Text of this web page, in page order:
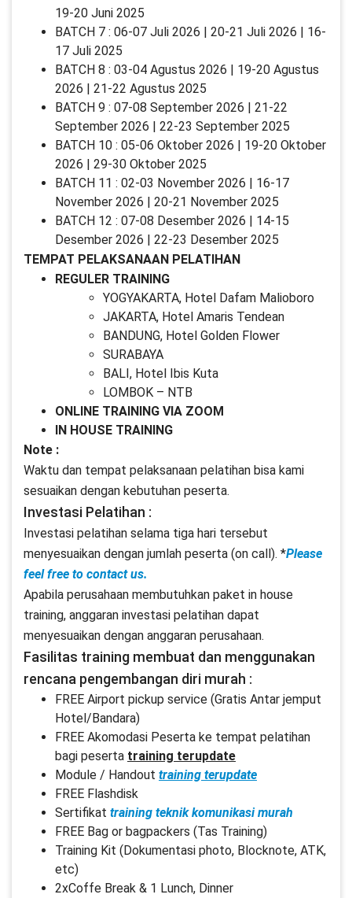
19-20 Juni 2025
BATCH 7 : 06-07 Juli 2026 | 20-21 Juli 2026 | 16-
17 Juli 2025
BATCH 8 : 03-04 Agustus 2026 | 19-20 Agustus
2026 | 21-22 Agustus 2025
BATCH 9 : 07-08 September 2026 | 21-22
September 2026 | 22-23 September 2025
BATCH 10 : 05-06 Oktober 2026 | 19-20 Oktober
2026 | 29-30 Oktober 2025
BATCH 11 : 02-03 November 2026 | 16-17
November 2026 | 20-21 November 2025
BATCH 12 : 07-08 Desember 2026 | 14-15
Desember 2026 | 22-23 Desember 2025
TEMPAT PELAKSANAAN PELATIHAN
REGULER TRAINING
YOGYAKARTA, Hotel Dafam Malioboro
JAKARTA, Hotel Amaris Tendean
BANDUNG, Hotel Golden Flower
SURABAYA
BALI, Hotel Ibis Kuta
LOMBOK – NTB
ONLINE TRAINING VIA ZOOM
IN HOUSE TRAINING
Note :
Waktu dan tempat pelaksanaan pelatihan bisa kami
sesuaikan dengan kebutuhan peserta.
Investasi Pelatihan :
Investasi pelatihan selama tiga hari tersebut
menyesuaikan dengan jumlah peserta (on call). *Please
feel free to contact us.
Apabila perusahaan membutuhkan paket in house
training, anggaran investasi pelatihan dapat
menyesuaikan dengan anggaran perusahaan.
Fasilitas training membuat dan menggunakan
rencana pengembangan diri murah :
FREE Airport pickup service (Gratis Antar jemput
Hotel/Bandara)
FREE Akomodasi Peserta ke tempat pelatihan
bagi peserta training terupdate
Module / Handout training terupdate
FREE Flashdisk
Sertifikat training teknik komunikasi murah
FREE Bag or bagpackers (Tas Training)
Training Kit (Dokumentasi photo, Blocknote, ATK,
etc)
2xCoffe Break & 1 Lunch, Dinner